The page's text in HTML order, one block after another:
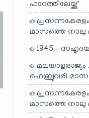
ഫാറത്തിലേയ്ക്കു്
പ്രസന്നകേരളം
മാസത്തെ നാലു
1945 –
മലയാളരാജ്യം
ഫെബ്രുവരി
പ്രസന്നകേരളം
മാസത്തെ നാലു